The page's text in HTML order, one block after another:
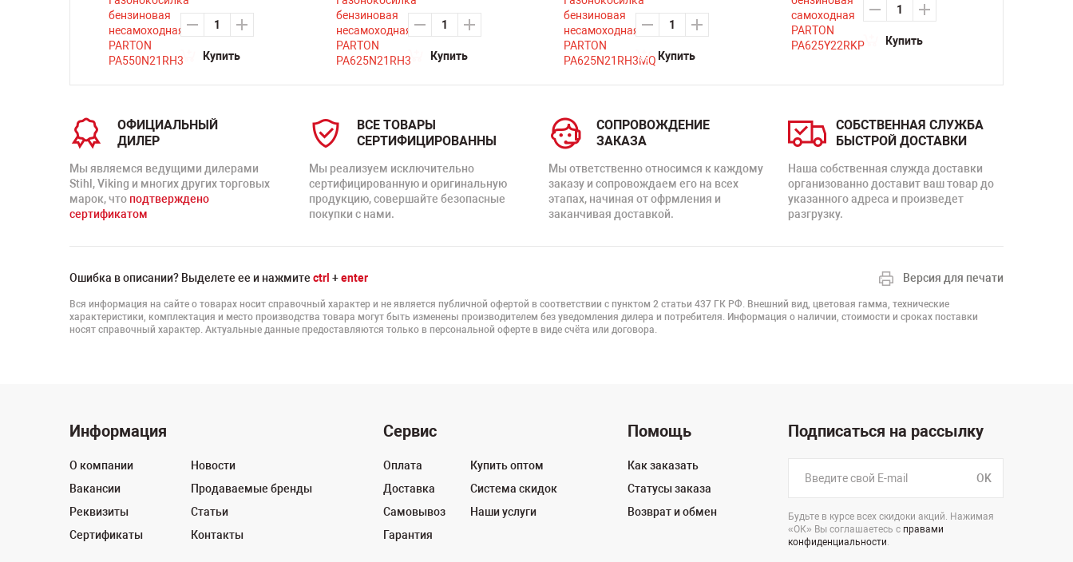
Купить Купить Купить
Купить
ОФИЦИАЛЬНЫЙ
ДИЛЕР
Мы являемся ведущими дилерами
Stihl, Viking и многих других торговых
марок, что подтверждено
сертификатом
ВСЕ ТОВАРЫ
СЕРТИФИЦИРОВАННЫ
Мы реализуем исключительно
сертифицированную и оригинальную
продукцию, совершайте безопасные
покупки с нами.
СОПРОВОЖДЕНИЕ
ЗАКАЗА
Мы ответственно относимся к каждому
заказу и сопровождаем его на всех
этапах, начиная от офрмления и
заканчивая доставкой.
СОБСТВЕННАЯ СЛУЖБА
БЫСТРОЙ ДОСТАВКИ
Наша собственная служда доставки
организованно доставит ваш товар до
указанного адреса и произведет
разгрузку.
Ошибка в описании? Выделете ее и нажмите ctrl +enter Версия для печати
Вся информация на сайте о товарах носит справочный характер и не является публичной офертой в соответствии с пунктом 2 статьи 437 ГК РФ. Внешний вид, цветовая гамма, технические
характеристики, комплектация и место производства товара могут быть изменены производителем без уведомления дилера и потребителя. Информация о наличии, стоимости и сроках поставки
носят справочный характер. Актуальные данные предоставляются только в персональной оферте в виде счёта или договора.
Информация
О компании
Вакансии
Реквизиты
Сертификаты
Новости
Продаваемые бренды
Статьи
Контакты
Сервис
Оплата
Доставка
Самовывоз
Гарантия
Купить оптом
Система скидок
Наши услуги
Помощь
Как заказать
Статусы заказа
Возврат и обмен
Подписаться на рассылку
OK
Будьте в курсе всех скидоки акций. Нажимая
«ОК» Вы соглашаетесь с правами
конфиденциальности.